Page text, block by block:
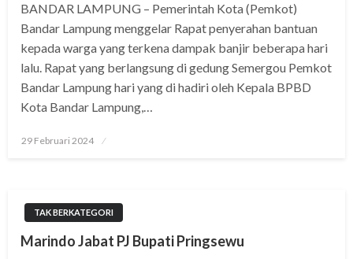
BANDAR LAMPUNG – Pemerintah Kota (Pemkot)
Bandar Lampung menggelar Rapat penyerahan bantuan
kepada warga yang terkena dampak banjir beberapa hari
lalu. Rapat yang berlangsung di gedung Semergou Pemkot
Bandar Lampung hari yang di hadiri oleh Kepala BPBD
Kota Bandar Lampung,…
Posted
29 Februari 2024
TAK BERKATEGORI
Marindo Jabat PJ Bupati Pringsewu